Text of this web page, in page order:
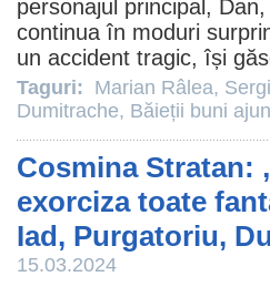
personajul principal,
continua în moduri
un accident tragic, își
Taguri: Marian Râlea,
Dumitrache, Băieții buni
Cosmina Stratan:
exorciza toate
Iad, Purgatoriu,
15.03.2024